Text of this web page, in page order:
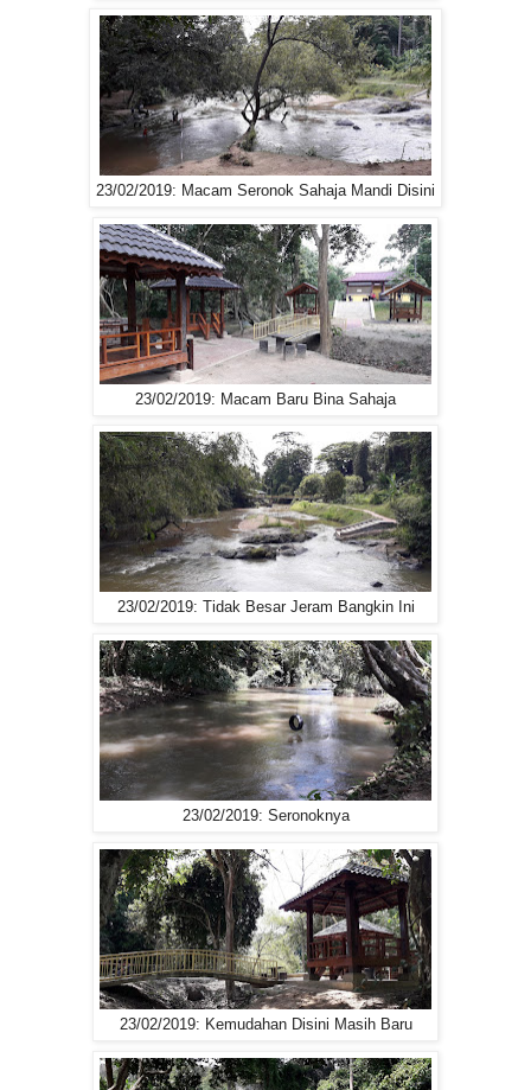
23/02/2019: Macam Seronok Sahaja Mandi Disini
23/02/2019: Macam Baru Bina Sahaja
23/02/2019: Tidak Besar Jeram Bangkin Ini
23/02/2019: Seronoknya
23/02/2019: Kemudahan Disini Masih Baru